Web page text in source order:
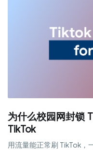
为什么校园网封锁
TikTok
用流量能正常刷 TikTok，